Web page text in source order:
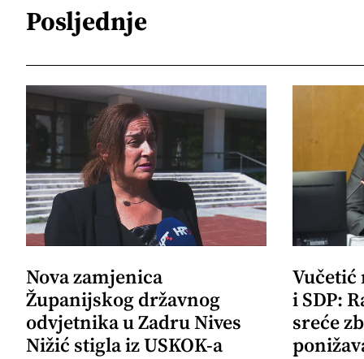
Posljednje
Nova zamjenica
Županijskog državnog
odvjetnika u Zadru Nives
Nižić stigla iz USKOK-a
Vučetić
i SDP:
sreće